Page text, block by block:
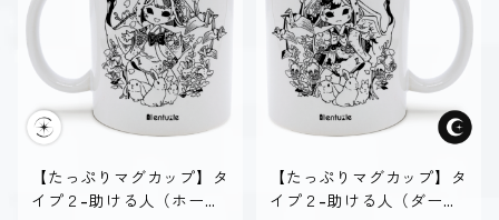
【たっぷりマグカップ】タ
イプ２-助ける人（ホーリ
【たっぷりマグカップ】タ
イプ２-助ける人（ダー